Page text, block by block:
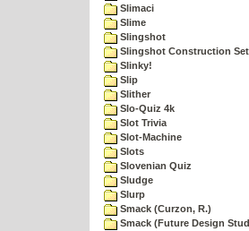
Slimaci
Slime
Slingshot
Slingshot Construction Set
Slinky!
Slip
Slither
Slo-Quiz 4k
Slot Trivia
Slot-Machine
Slots
Slovenian Quiz
Sludge
Slurp
Smack (Curzon, R.)
Smack (Future Design